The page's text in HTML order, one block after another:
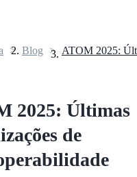
> Blog >
2025: Últimas
de